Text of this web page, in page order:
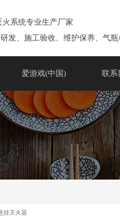
系统专业生产厂家
发、施工验收、维护保养、气
爱游戏(中国) 联系
挂灭火器